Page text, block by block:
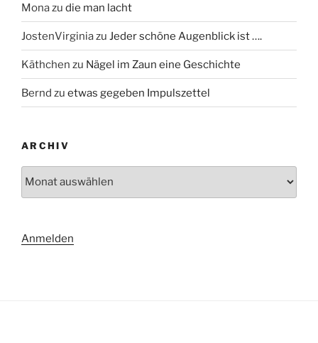
Monazu die man lacht
JostenVirginiazu Jeder schöne Augenblick ist ….
Käthchen zu Nägel im Zaun eine Geschichte
Bernd zu etwas gegeben Impulszettel
ARCHIV
Anmelden